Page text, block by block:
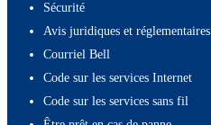
Sécurité
Avis juridiques et réglementaires
Courriel Bell
Code sur les services Internet
Code sur les services sans fil